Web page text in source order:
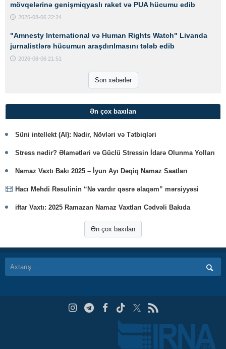
mövqelərinə genişmiqyaslı raket və PUA hücumu edib
2026-08-06 22:24
"Amnesty International və Human Rights Watch" Livanda
jurnalistlərə hücumun araşdırılmasını tələb edib
2026-08-06 21:51
Son xəbərlər
Ən çox baxılan
Süni intellekt (AI): Nədir, Növləri və Tətbiqləri
Stress nədir? Əlamətləri və Güclü Stressin İdarə Olunma Yolları
Namaz Vaxtı Bakı 2025 – İyun Ayı Dəqiq Namaz Saatları
Hacı Mehdi Rəsulinin “Nə vardır qəsrə əlaqəm” mərsiyyəsi
iftar Vaxtı: 2025 Ramazan Namaz Vaxtları Cədvəli Bakıda
Ən çox baxılan